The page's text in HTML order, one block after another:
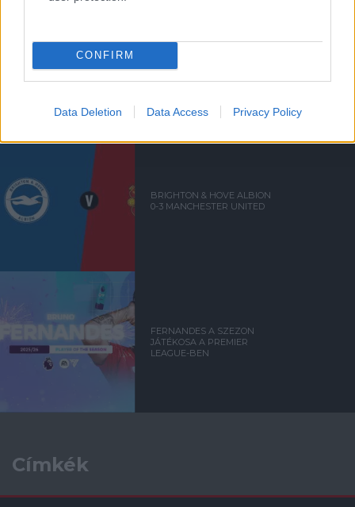
CONFIRM
Data Deletion Data Access Privacy Policy
TÁVOZNAK A UNITEDTŐL?
BRIGHTON & HOVE ALBION
0-3 MANCHESTER UNITED
FERNANDES A SZEZON
JÁTÉKOSA A PREMIER
LEAGUE-BEN
Címkék